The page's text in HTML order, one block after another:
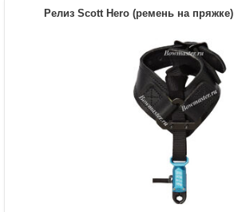
Релиз Scott Hero (ремень на пряжке)